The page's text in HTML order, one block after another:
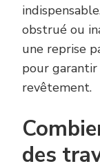
obstrué ou
une reprise
pour
revêtement.
des